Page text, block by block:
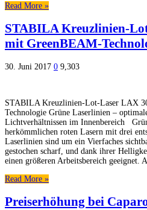
Read More »
STABILA Kreuzlinien-
mit GreenBEAM-
30. Juni 2017 0 9,303
STABILA Kreuzlinien-Lot-Laser LAX
Technologie Grüne Laserlinien –
Lichtverhältnissen im Innenbereich
herkömmlichen roten Lasern mit drei
Laserlinien sind um ein Vierfaches
gestochen scharf, und dank ihrer
einen größeren Arbeitsbereich geeignet.
Read More »
Preiserhöhung bei